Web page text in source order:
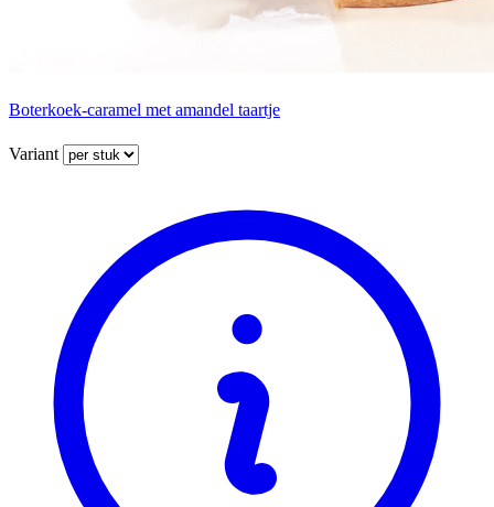
Boterkoek-caramel met amandel taartje
Variant